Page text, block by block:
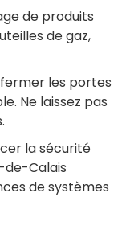
de produits
de gaz,
les portes
Ne laissez pas
la sécurité
de-Calais
de systèmes